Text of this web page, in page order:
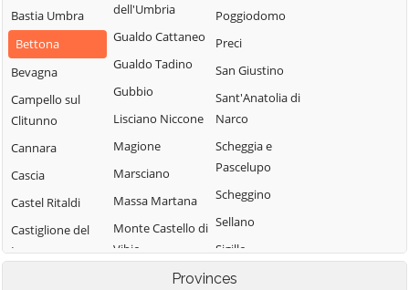
Bastia Umbra
Bettona
Bevagna
Campello sul
Clitunno
Cannara
Cascia
Castel Ritaldi
Castiglione del
Lago
dell'Umbria
Gualdo Cattaneo
Gualdo Tadino
Gubbio
Lisciano Niccone
Magione
Marsciano
Massa Martana
Monte Castello di
Vibio
Monte Santa
Poggiodomo
Preci
San Giustino
Sant'Anatolia di
Narco
Scheggia e
Pascelupo
Scheggino
Sellano
Sigillo
Spello
Provinces